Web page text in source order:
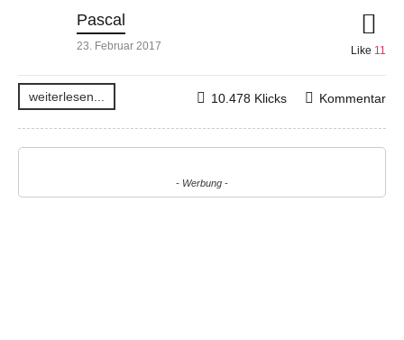
Pascal
23. Februar 2017 Like 11
weiterlesen... Kommentar
10.478 Klicks
- Werbung -